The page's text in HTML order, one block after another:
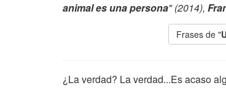
animal es una persona" (2014),
Frases de "
¿La verdad? La verdad...Es acaso